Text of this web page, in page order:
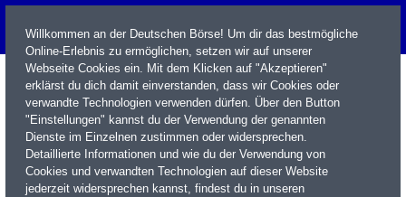
Name / WKN / ISIN / Kürzel
Willkommen an der Deutschen Börse! Um dir das bestmögliche
Online-Erlebnis zu ermöglichen, setzen wir auf unserer
Webseite Cookies ein. Mit dem Klicken auf "Akzeptieren"
erklärst du dich damit einverstanden, dass wir Cookies oder
verwandte Technologien verwenden dürfen. Über den Button
"Einstellungen" kannst du der Verwendung der genannten
Dienste im Einzelnen zustimmen oder widersprechen.
Detaillierte Informationen und wie du der Verwendung von
Cookies und verwandten Technologien auf dieser Website
jederzeit widersprechen kannst, findest du in unseren